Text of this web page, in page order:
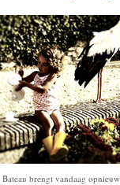
brengt vandaag opnieuw